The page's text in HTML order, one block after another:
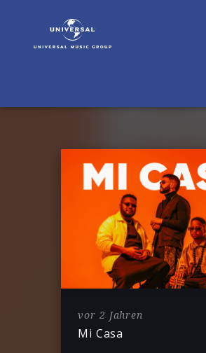
vor 2 Jahren
Mi Casa